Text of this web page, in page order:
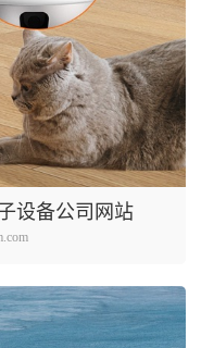
设备公司网站